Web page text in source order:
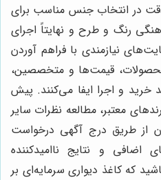
در انتخاب جنس مناسب برای
رنگ و طرح و نهایتاً اجرای
نیازمندی با فراهم آوردن
قیمت‌ها و متخصصین،
خرید و اجرا ایفا می‌کنند. پیش
معتبر، مطالعه نظرات سایر
از طریق درج آگهی درخواست
اضافی و نتایج ناامیدکننده
که کاغذ دیواری سرمایه‌ای بر